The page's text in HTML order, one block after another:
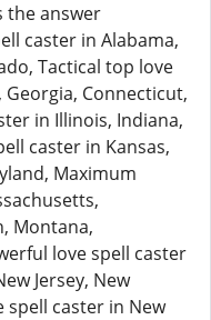
the answer
caster in Alabama,
Tactical top love
Connecticut,
in Illinois, Indiana,
caster in Kansas,
Maximum
Montana,
love spell caster
Jersey, New
spell caster in New